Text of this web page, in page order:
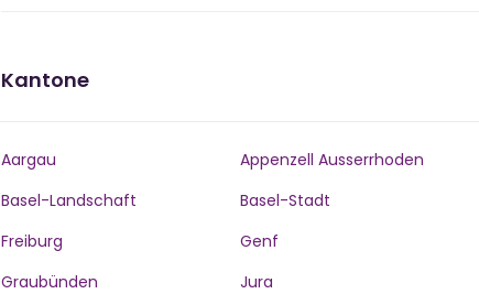
Kantone
Aargau Appenzell Ausserrhoden
Basel-Landschaft
Basel-Stadt
Freiburg
Genf
Graubünden
Jura